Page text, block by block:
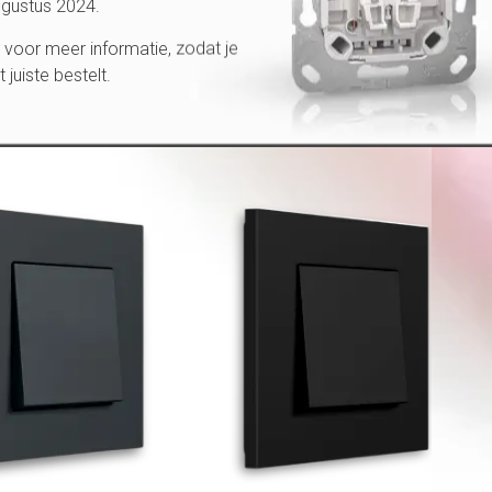
voelt koel aan bij aanraking en heeft een
wit en matte kleuren zoals zwart en antraciet. Op
schakelmateriaal is wanneer u het licht aan- of
2024.
voor meer informatie, zodat je
juiste bestelt.